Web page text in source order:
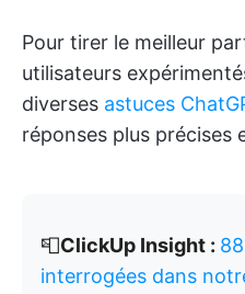
Pour tirer le meilleur
utilisateurs
diverses astuces
réponses plus précises
📮ClickUp Insight :
interrogées dans